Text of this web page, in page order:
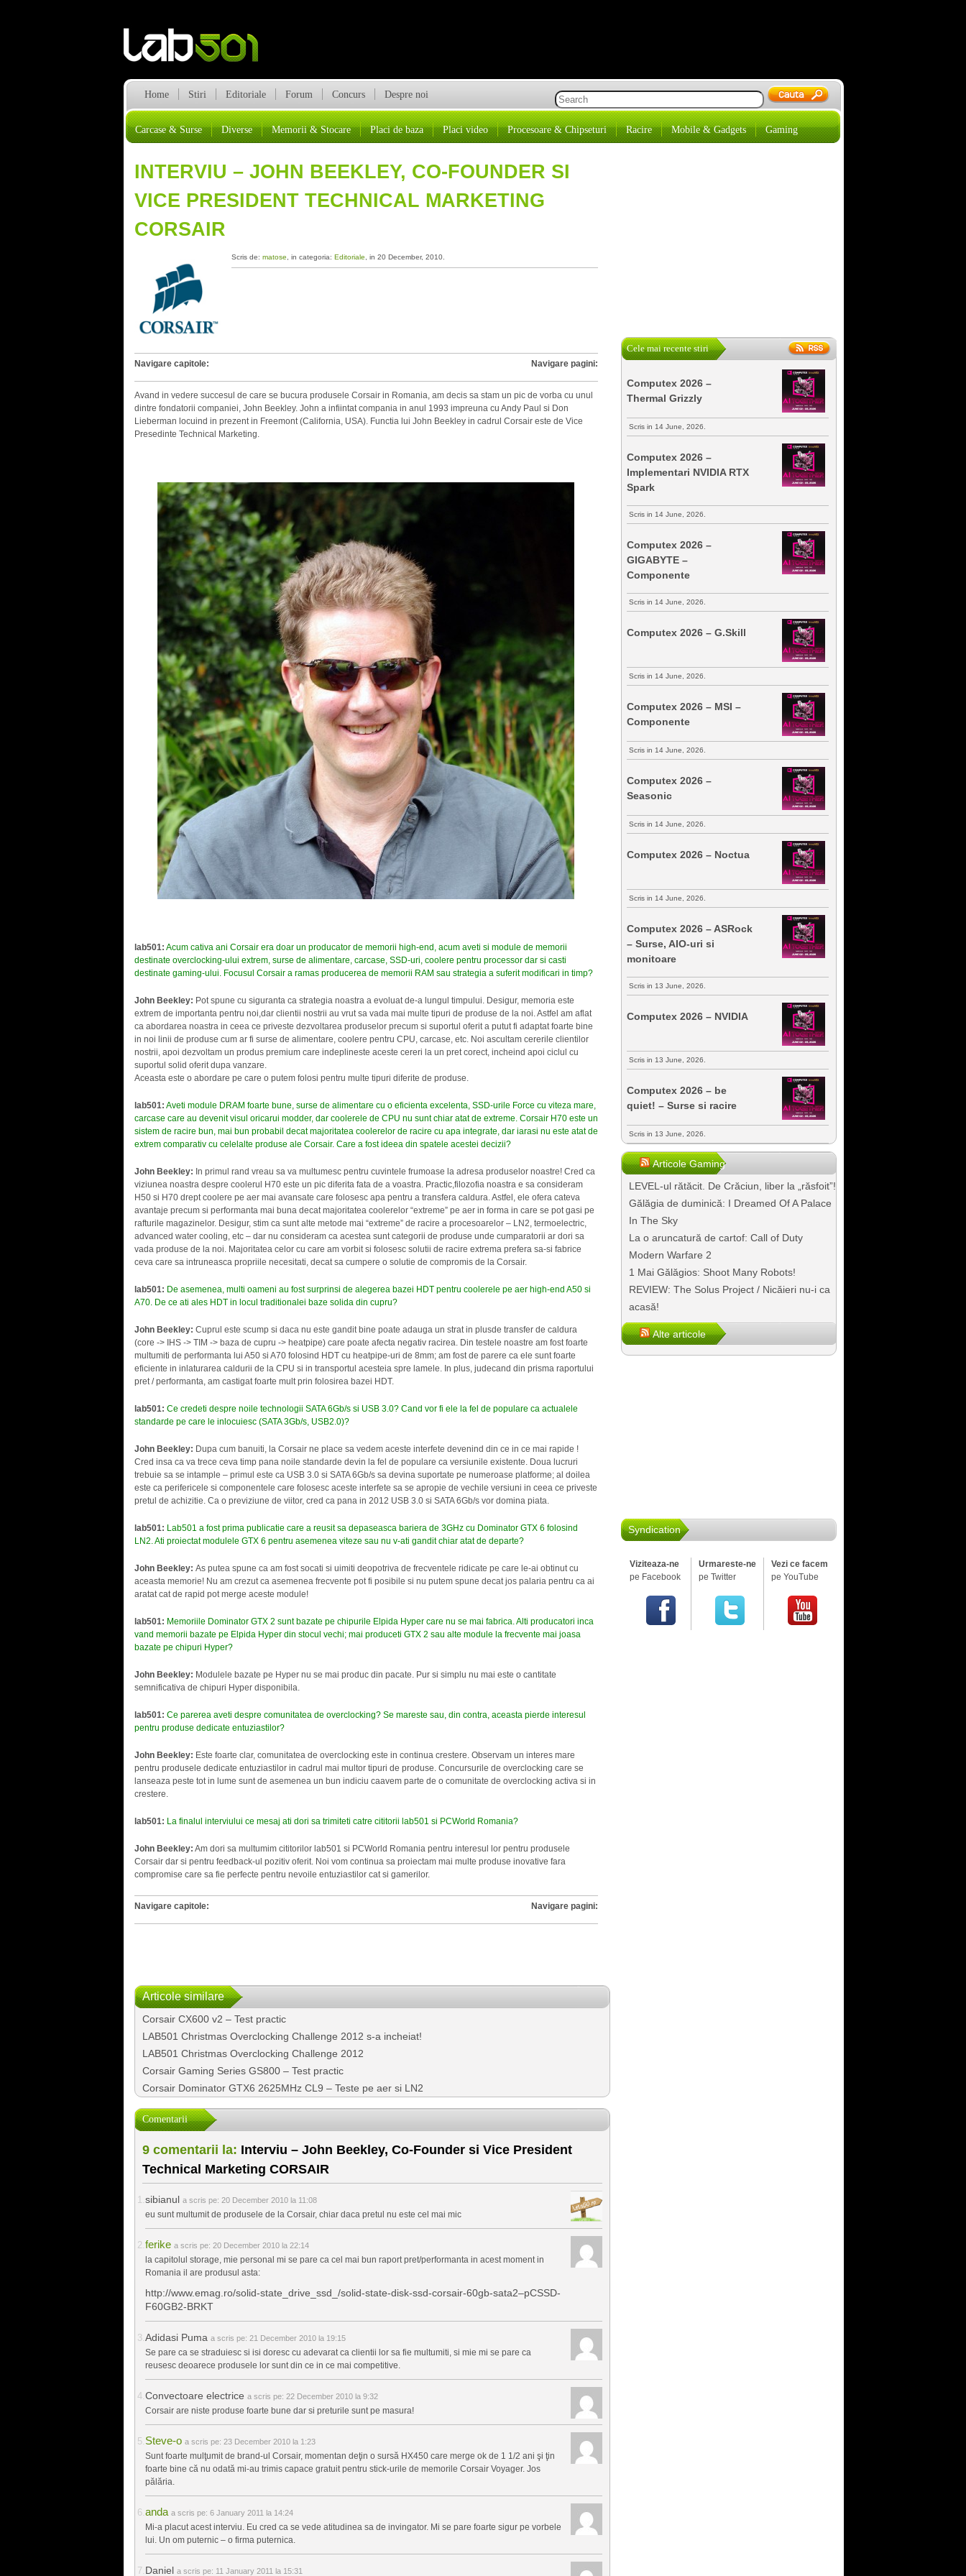
Home Stiri Editoriale Forum Concurs Despre noi
Carcase & Surse Diverse Memorii & Stocare Placi de baza Placi video Procesoare & Chipseturi Racire Mobile & Gadgets Gaming
INTERVIU – JOHN BEEKLEY, CO-FOUNDER SI
VICE PRESIDENT TECHNICAL MARKETING
CORSAIR
Scris de: matose , in categoria: Editoriale , in 20 December, 2010.
Navigare capitole: Navigare pagini:
Avand in vedere succesul de care se bucura produsele Corsair in Romania, am decis sa stam un pic de vorba cu unul
dintre fondatorii companiei, John Beekley. John a infiintat compania in anul 1993 impreuna cu Andy Paul si Don
Lieberman locuind in prezent in Freemont (California, USA). Functia lui John Beekley in cadrul Corsair este de Vice
Presedinte Technical Marketing.
lab501: Acum cativa ani Corsair era doar un producator de memorii high-end, acum aveti si module de memorii
destinate overclocking-ului extrem, surse de alimentare, carcase, SSD-uri, coolere pentru processor dar si casti
destinate gaming-ului. Focusul Corsair a ramas producerea de memorii RAM sau strategia a suferit modificari in timp?
John Beekley: Pot spune cu siguranta ca strategia noastra a evoluat de-a lungul timpului. Desigur, memoria este
extrem de importanta pentru noi,dar clientii nostrii au vrut sa vada mai multe tipuri de produse de la noi. Astfel am aflat
ca abordarea noastra in ceea ce priveste dezvoltarea produselor precum si suportul oferit a putut fi adaptat foarte bine
in noi linii de produse cum ar fi surse de alimentare, coolere pentru CPU, carcase, etc. Noi ascultam cererile clientilor
nostrii, apoi dezvoltam un produs premium care indeplineste aceste cereri la un pret corect, incheind apoi ciclul cu
suportul solid oferit dupa vanzare.
Aceasta este o abordare pe care o putem folosi pentru multe tipuri diferite de produse.
lab501: Aveti module DRAM foarte bune, surse de alimentare cu o eficienta excelenta, SSD-urile Force cu viteza mare,
carcase care au devenit visul oricarui modder, dar coolerele de CPU nu sunt chiar atat de extreme. Corsair H70 este un
sistem de racire bun, mai bun probabil decat majoritatea coolerelor de racire cu apa integrate, dar iarasi nu este atat de
extrem comparativ cu celelalte produse ale Corsair. Care a fost ideea din spatele acestei decizii?
John Beekley: In primul rand vreau sa va multumesc pentru cuvintele frumoase la adresa produselor noastre! Cred ca
viziunea noastra despre coolerul H70 este un pic diferita fata de a voastra. Practic,filozofia noastra e sa consideram
H50 si H70 drept coolere pe aer mai avansate care folosesc apa pentru a transfera caldura. Astfel, ele ofera cateva
avantaje precum si performanta mai buna decat majoritatea coolerelor “extreme” pe aer in forma in care se pot gasi pe
rafturile magazinelor. Desigur, stim ca sunt alte metode mai “extreme” de racire a procesoarelor – LN2, termoelectric,
advanced water cooling, etc – dar nu consideram ca acestea sunt categorii de produse unde cumparatorii ar dori sa
vada produse de la noi. Majoritatea celor cu care am vorbit si folosesc solutii de racire extrema prefera sa-si fabrice
ceva care sa intruneasca propriile necesitati, decat sa cumpere o solutie de compromis de la Corsair.
lab501: De asemenea, multi oameni au fost surprinsi de alegerea bazei HDT pentru coolerele pe aer high-end A50 si
A70. De ce ati ales HDT in locul traditionalei baze solida din cupru?
John Beekley: Cuprul este scump si daca nu este gandit bine poate adauga un strat in plusde transfer de caldura
(core -> IHS -> TIM -> baza de cupru -> heatpipe) care poate afecta negativ racirea. Din testele noastre am fost foarte
multumiti de performanta lui A50 si A70 folosind HDT cu heatpipe-uri de 8mm; am fost de parere ca ele sunt foarte
eficiente in inlaturarea caldurii de la CPU si in transportul acesteia spre lamele. In plus, judecand din prisma raportului
pret / performanta, am castigat foarte mult prin folosirea bazei HDT.
lab501: Ce credeti despre noile technologii SATA 6Gb/s si USB 3.0? Cand vor fi ele la fel de populare ca actualele
standarde pe care le inlocuiesc (SATA 3Gb/s, USB2.0)?
John Beekley: Dupa cum banuiti, la Corsair ne place sa vedem aceste interfete devenind din ce in ce mai rapide !
Cred insa ca va trece ceva timp pana noile standarde devin la fel de populare ca versiunile existente. Doua lucruri
trebuie sa se intample – primul este ca USB 3.0 si SATA 6Gb/s sa devina suportate pe numeroase platforme; al doilea
este ca perifericele si componentele care folosesc aceste interfete sa se apropie de vechile versiuni in ceea ce priveste
pretul de achizitie. Ca o previziune de viitor, cred ca pana in 2012 USB 3.0 si SATA 6Gb/s vor domina piata.
lab501: Lab501 a fost prima publicatie care a reusit sa depaseasca bariera de 3GHz cu Dominator GTX 6 folosind
LN2. Ati proiectat modulele GTX 6 pentru asemenea viteze sau nu v-ati gandit chiar atat de departe?
John Beekley: As putea spune ca am fost socati si uimiti deopotriva de frecventele ridicate pe care le-ai obtinut cu
aceasta memorie! Nu am crezut ca asemenea frecvente pot fi posibile si nu putem spune decat jos palaria pentru ca ai
aratat cat de rapid pot merge aceste module!
lab501: Memoriile Dominator GTX 2 sunt bazate pe chipurile Elpida Hyper care nu se mai fabrica. Alti producatori inca
vand memorii bazate pe Elpida Hyper din stocul vechi; mai produceti GTX 2 sau alte module la frecvente mai joasa
bazate pe chipuri Hyper?
John Beekley: Modulele bazate pe Hyper nu se mai produc din pacate. Pur si simplu nu mai este o cantitate
semnificativa de chipuri Hyper disponibila.
lab501: Ce parerea aveti despre comunitatea de overclocking? Se mareste sau, din contra, aceasta pierde interesul
pentru produse dedicate entuziastilor?
John Beekley: Este foarte clar, comunitatea de overclocking este in continua crestere. Observam un interes mare
pentru produsele dedicate entuziastilor in cadrul mai multor tipuri de produse. Concursurile de overclocking care se
lanseaza peste tot in lume sunt de asemenea un bun indiciu caavem parte de o comunitate de overclocking activa si in
crestere.
lab501: La finalul interviului ce mesaj ati dori sa trimiteti catre cititorii lab501 si PCWorld Romania?
John Beekley: Am dori sa multumim cititorilor lab501 si PCWorld Romania pentru interesul lor pentru produsele
Corsair dar si pentru feedback-ul pozitiv oferit. Noi vom continua sa proiectam mai multe produse inovative fara
compromise care sa fie perfecte pentru nevoile entuziastilor cat si gamerilor.
Navigare capitole: Navigare pagini:
Articole similare
Corsair CX600 v2 – Test practic
LAB501 Christmas Overclocking Challenge 2012 s-a incheiat!
LAB501 Christmas Overclocking Challenge 2012
Corsair Gaming Series GS800 – Test practic
Corsair Dominator GTX6 2625MHz CL9 – Teste pe aer si LN2
Comentarii
9 comentarii la: Interviu – John Beekley, Co-Founder si Vice President
Technical Marketing CORSAIR
sibianul a scris pe: 20 December 2010 la 11:08
eu sunt multumit de produsele de la Corsair, chiar daca pretul nu este cel mai mic
ferike a scris pe: 20 December 2010 la 22:14
la capitolul storage, mie personal mi se pare ca cel mai bun raport pret/performanta in acest moment in
Romania il are produsul asta:
http://www.emag.ro/solid-state_drive_ssd_/solid-state-disk-ssd-corsair-60gb-sata2–pCSSD-
F60GB2-BRKT
Adidasi Puma a scris pe: 21 December 2010 la 19:15
Se pare ca se straduiesc si isi doresc cu adevarat ca clientii lor sa fie multumiti, si mie mi se pare ca
reusesc deoarece produsele lor sunt din ce in ce mai competitive.
Convectoare electrice a scris pe: 22 December 2010 la 9:32
Corsair are niste produse foarte bune dar si preturile sunt pe masura!
Steve-o a scris pe: 23 December 2010 la 1:23
Sunt foarte mulţumit de brand-ul Corsair, momentan deţin o sursă HX450 care merge ok de 1 1/2 ani şi ţin
foarte bine că nu odată mi-au trimis capace gratuit pentru stick-urile de memorile Corsair Voyager. Jos
pălăria.
anda a scris pe: 6 January 2011 la 14:24
Mi-a placut acest interviu. Eu cred ca se vede atitudinea sa de invingator. Mi se pare foarte sigur pe vorbele
lui. Un om puternic – o firma puternica.
Daniel a scris pe: 11 January 2011 la 15:31
Cele mai recente stiri
Computex 2026 –
Thermal Grizzly
Scris in 14 June, 2026.
Computex 2026 –
Implementari NVIDIA RTX
Spark
Scris in 14 June, 2026.
Computex 2026 –
GIGABYTE –
Componente
Scris in 14 June, 2026.
Computex 2026 – G.Skill
Scris in 14 June, 2026.
Computex 2026 – MSI –
Componente
Scris in 14 June, 2026.
Computex 2026 –
Seasonic
Scris in 14 June, 2026.
Computex 2026 – Noctua
Scris in 14 June, 2026.
Computex 2026 – ASRock
– Surse, AIO-uri si
monitoare
Scris in 13 June, 2026.
Computex 2026 – NVIDIA
Scris in 13 June, 2026.
Computex 2026 – be
quiet! – Surse si racire
Scris in 13 June, 2026.
Articole Gaming
LEVEL-ul rătăcit. De Crăciun, liber la „răsfoit”!
Gălăgia de duminică: I Dreamed Of A Palace
In The Sky
La o aruncatură de cartof: Call of Duty
Modern Warfare 2
1 Mai Gălăgios: Shoot Many Robots!
REVIEW: The Solus Project / Nicăieri nu-i ca
acasă!
Alte articole
Syndication
Viziteaza-ne
pe Facebook
Urmareste-ne
pe Twitter
Vezi ce facem
pe YouTube